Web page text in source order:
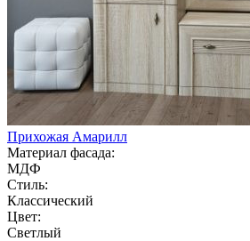
Прихожая Амарилл
Материал фасада:
МДФ
Стиль:
Классический
Цвет:
Светлый